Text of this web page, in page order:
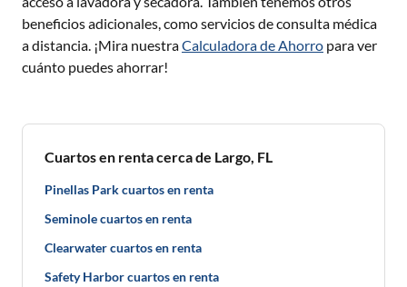
beneficios adicionales, como servicios de consulta médica
a distancia. ¡Mira nuestraCalculadora de Ahorro para ver
cuánto puedes ahorrar!
Cuartos en renta cerca de Largo, FL
Pinellas Park cuartos en renta
Seminole cuartos en renta
Clearwater cuartos en renta
Safety Harbor cuartos en renta